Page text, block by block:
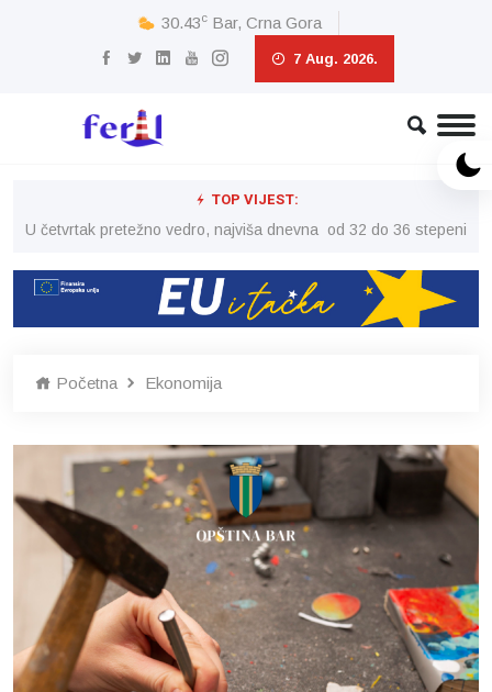
30.43c Bar, Crna Gora
7 Aug. 2026.
TOP VIJEST:
U četvrtak pretežno vedro, najviša dnevna od 32 do 36 stepeni
Početna Ekonomija